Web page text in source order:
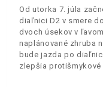
Od utorka 7. júla
diaľnici D2 v smere
dvoch úsekov v
naplánované zhruba
bude jazda po
zlepšia